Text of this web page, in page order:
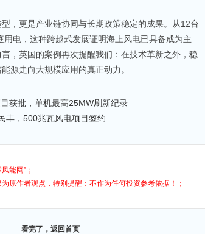
，更是产业链协同与长期政策稳定的成果。从12台
电，这种跨越式发展证明海上风电已具备成为主
，英国的案例再次提醒我们：在技术革新之外，稳
源走向大规模应用的真正动力。
获批，单机最高25MW刷新纪录
丰，500兆瓦风电项目签约
能网”；
原作者观点，特别提醒：不作为任何投资参考依据！；
看完了，返回首页